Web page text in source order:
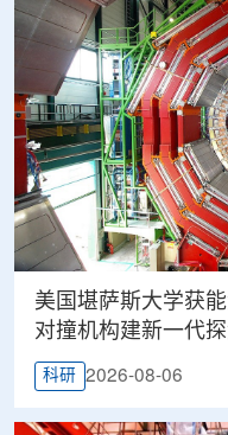
美国堪萨斯大学获
对撞机构建新一代
科研 2026-08-06